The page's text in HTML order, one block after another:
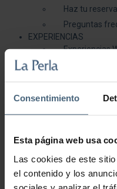
Consentimiento
Esta página web usa
Las cookies de este
el contenido y los
Haz tu reserva
Preguntas
EXPERIENCIAS
Experiencias
Experiencias
Experiencias
( 0 )
Mi cuenta